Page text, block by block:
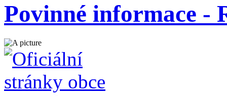
Povinné informace -